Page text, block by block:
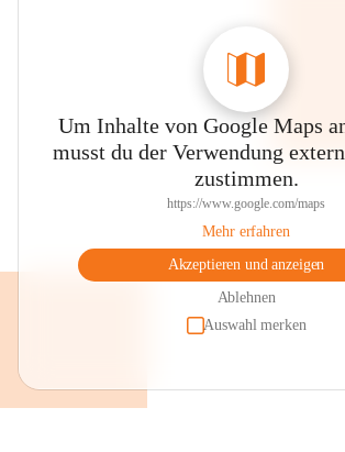
Um Inhalte von Google Maps
musst du der Verwendung
zustimmen.
https://www.google.com/maps
Mehr erfahren
Akzeptieren und anzeigen
Ablehnen
Auswahl merken